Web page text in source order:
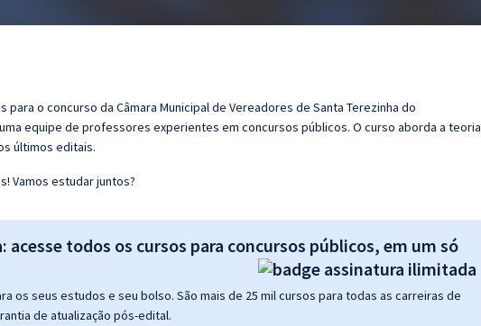
o concurso da Câmara Municipal de Vereadores de Santa Terezinha do
equipe de professores experientes em concursos públicos. O curso aborda a teoria
últimos editais.
Vamos estudar juntos?
todos os cursos para concursos públicos, em um só
os seus estudos e seu bolso. São mais de 25 mil cursos para todas as carreiras de
de atualização pós-edital.